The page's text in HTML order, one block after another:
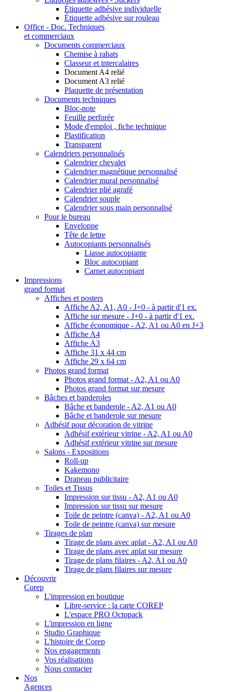
Étiquette adhésive individuelle
Étiquette adhésive sur rouleau
Office - Doc. Techniques
et commerciaux
Documents commerciaux
Chemise à rabats
Classeur et intercalaires
Document A4 relié
Document A3 relié
Plaquette de présentation
Documents techniques
Bloc-note
Feuille perforée
Mode d'emploi , fiche technique
Plastification
Transparent
Calendriers personnalisés
Calendrier chevalet
Calendrier magnétique personnalisé
Calendrier mural personnalisé
Calendrier plié agrafé
Calendrier souple
Calendrier sous main personnalisé
Pour le bureau
Enveloppe
Tête de lettre
Autocopiants personnalisés
Liasse autocopiante
Bloc autocopiant
Carnet autocopiant
Impressions
grand format
Affiches et posters
Affiche A2, A1, A0 - J+0 - à partir d'1 ex.
Affiche sur mesure - J+0 - à partir d'1 ex.
Affiche économique - A2, A1 ou A0 en J+3
Affiche A4
Affiche A3
Affiche 31 x 44 cm
Affiche 29 x 64 cm
Photos grand format
Photos grand format - A2, A1 ou A0
Photos grand format sur mesure
Bâches et banderoles
Bâche et banderole - A2, A1 ou A0
Bâche et banderole sur mesure
Adhésif pour décoration de vitrine
Adhésif extérieur vitrine - A2, A1 ou A0
Adhésif extérieur vitrine sur mesure
Salons - Expositions
Roll-up
Kakemono
Drapeau publicitaire
Toiles et Tissus
Impression sur tissu - A2, A1 ou A0
Impression sur tissu sur mesure
Toile de peintre (canva) - A2, A1 ou A0
Toile de peintre (canva) sur mesure
Tirages de plan
Tirage de plans avec aplat - A2, A1 ou A0
Tirage de plans avec aplat sur mesure
Tirage de plans filaires - A2, A1 ou A0
Tirage de plans filaires sur mesure
Découvrir
Corep
L'impression en boutique
Libre-service : la carte COREP
L'espace PRO Octopack
L'impression en ligne
Studio Graphique
L'histoire de Corep
Nos engagements
Vos réalisations
Nous contacter
Nos
Agences